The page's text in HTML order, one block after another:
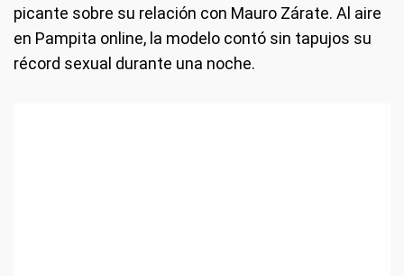
picante sobre su relación con Mauro Zárate. Al aire
en Pampita online, la modelo contó sin tapujos su
récord sexual durante una noche.